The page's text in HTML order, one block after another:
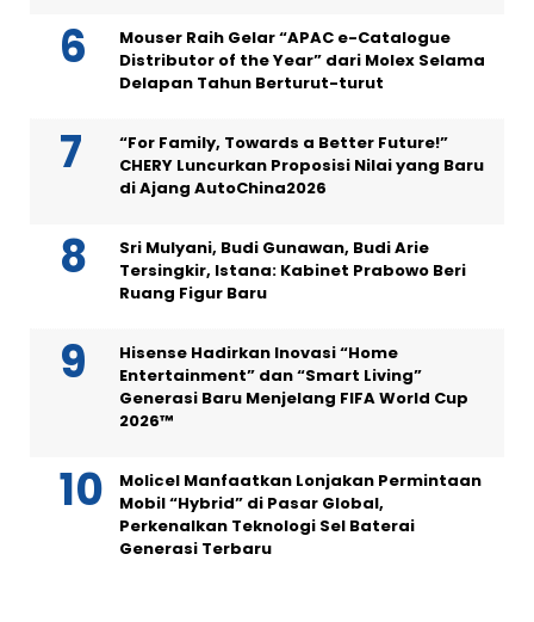
Mouser Raih Gelar “APAC e-Catalogue
Distributor of the Year” dari Molex Selama
Delapan Tahun Berturut-turut
“For Family, Towards a Better Future!”
CHERY Luncurkan Proposisi Nilai yang Baru
di Ajang AutoChina2026
Sri Mulyani, Budi Gunawan, Budi Arie
Tersingkir, Istana: Kabinet Prabowo Beri
Ruang Figur Baru
Hisense Hadirkan Inovasi “Home
Entertainment” dan “Smart Living”
Generasi Baru Menjelang FIFA World Cup
2026™
Molicel Manfaatkan Lonjakan Permintaan
Mobil “Hybrid” di Pasar Global,
Perkenalkan Teknologi Sel Baterai
Generasi Terbaru